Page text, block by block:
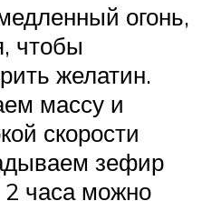
огонь,
чтобы
желатин.
массу и
скорости
зефир
часа можно